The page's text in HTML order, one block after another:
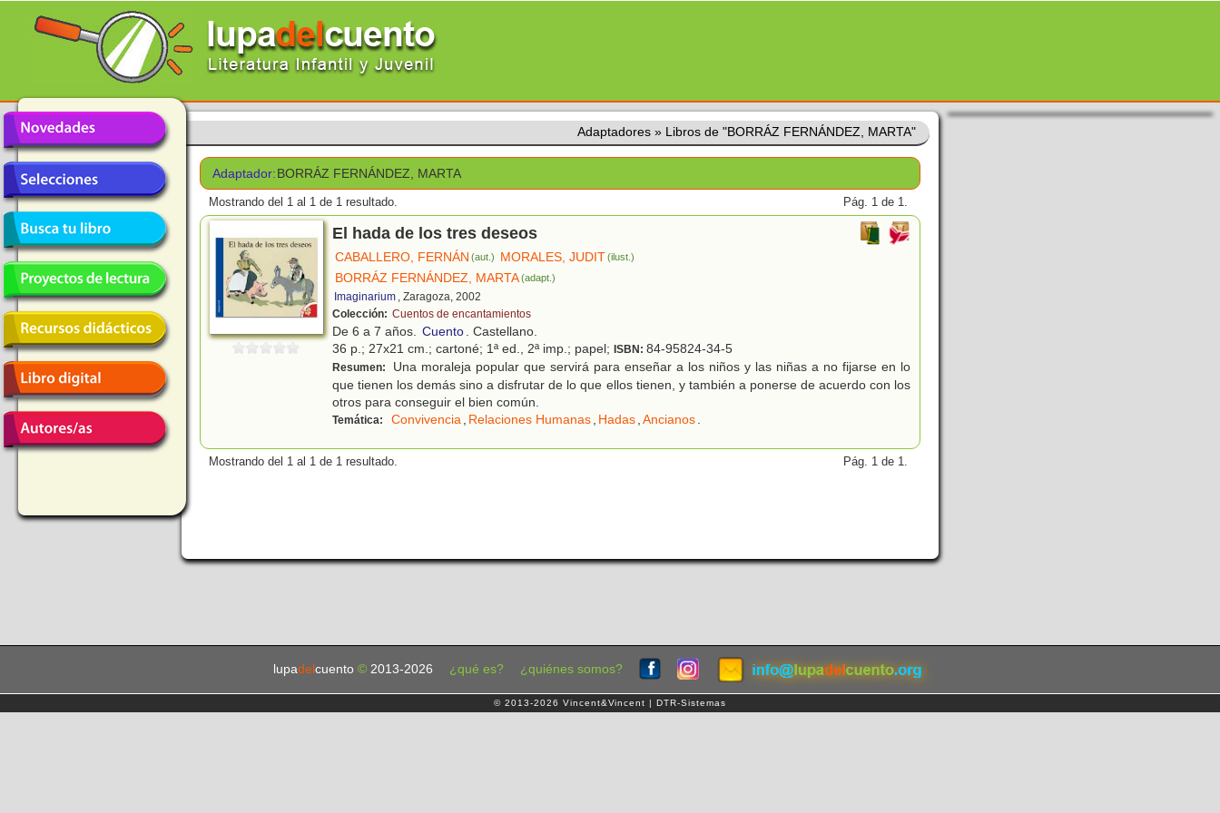
Adaptadores » Libros de "BORRÁZ FERNÁNDEZ, MARTA"
Adaptador: BORRÁZ FERNÁNDEZ, MARTA
Mostrando del 1 al 1 de 1 resultado. Pág. 1 de 1.
El hada de los tres deseos
CABALLERO, FERNÁN (aut.) MORALES, JUDIT(ilust.)
BORRÁZ FERNÁNDEZ, MARTA(adapt.)
Imaginarium , Zaragoza, 2002
Colección: Cuentos de encantamientos
De 6 a 7 años. Cuento. Castellano.
36 p.; 27x21 cm.; cartoné; 1ª ed., 2ª imp.; papel; ISBN: 84-95824-34-5
Resumen:
Una moraleja popular que servirá para enseñar a los niños y las niñas a no fijarse en lo
que tienen los demás sino a disfrutar de lo que ellos tienen, y también a ponerse de acuerdo con los
otros para conseguir el bien común.
Temática: Convivencia, Relaciones Humanas, Hadas,Ancianos.
Mostrando del 1 al 1 de 1 resultado. Pág. 1 de 1.
lupadel cuento © 2013-2026 ¿qué es? ¿quiénes somos?
© 2013-2026 Vincent&Vincent | DTR-Sistemas